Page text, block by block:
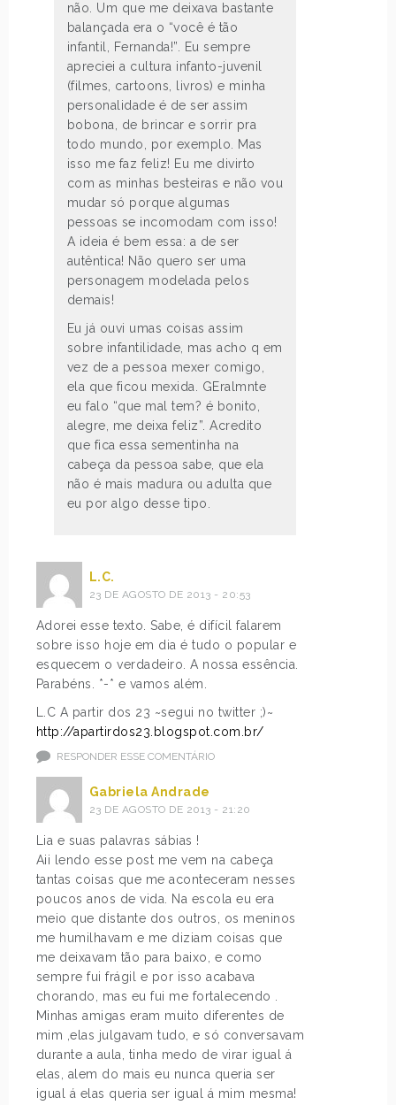
não. Um que me deixava bastante
balançada era o “você é tão
infantil, Fernanda!”. Eu sempre
apreciei a cultura infanto-juvenil
(filmes, cartoons, livros) e minha
personalidade é de ser assim
bobona, de brincar e sorrir pra
todo mundo, por exemplo. Mas
isso me faz feliz! Eu me divirto
com as minhas besteiras e não vou
mudar só porque algumas
pessoas se incomodam com isso!
A ideia é bem essa: a de ser
autêntica! Não quero ser uma
personagem modelada pelos
demais!
Eu já ouvi umas coisas assim
sobre infantilidade, mas acho q em
vez de a pessoa mexer comigo,
ela que ficou mexida. GEralmnte
eu falo “que mal tem? é bonito,
alegre, me deixa feliz”. Acredito
que fica essa sementinha na
cabeça da pessoa sabe, que ela
não é mais madura ou adulta que
eu por algo desse tipo.
L.C.
23 DE AGOSTO DE 2013 - 20:53
Adorei esse texto. Sabe, é difícil falarem
sobre isso hoje em dia é tudo o popular e
esquecem o verdadeiro. A nossa essência.
Parabéns. *-* e vamos além.
L.C A partir dos 23 ~segui no twitter ;)~
http://apartirdos23.blogspot.com.br/
RESPONDER ESSE COMENTÁRIO
Gabriela Andrade
23 DE AGOSTO DE 2013 - 21:20
Lia e suas palavras sábias !
Aii lendo esse post me vem na cabeça
tantas coisas que me aconteceram nesses
poucos anos de vida. Na escola eu era
meio que distante dos outros, os meninos
me humilhavam e me diziam coisas que
me deixavam tão para baixo, e como
sempre fui frágil e por isso acabava
chorando, mas eu fui me fortalecendo .
Minhas amigas eram muito diferentes de
mim ,elas julgavam tudo, e só conversavam
durante a aula, tinha medo de virar igual á
elas, alem do mais eu nunca queria ser
igual á elas queria ser igual á mim mesma!